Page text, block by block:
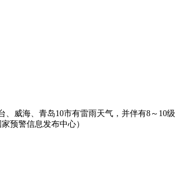
威海、青岛10市有雷雨天气，并伴有8～10级
预警信息发布中心）